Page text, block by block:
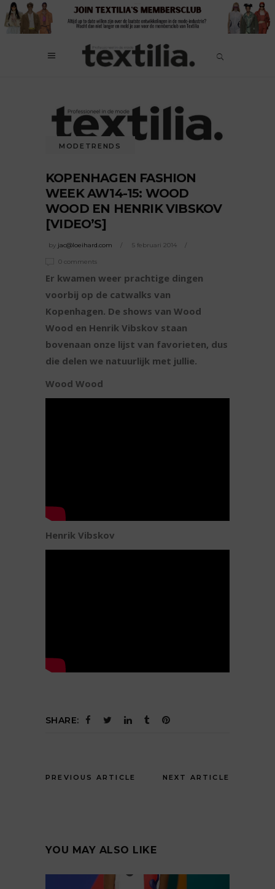
MODETRENDS
KOPENHAGEN FASHION
WEEK AW14-15: WOOD
WOOD EN HENRIK VIBSKOV
[VIDEO’S]
by jac@loeihard.com 5 februari 2014
0 comments
Er kwamen weer prachtige dingen
voorbij op de catwalks van
Kopenhagen. De shows van Wood
Wood en Henrik Vibskov staan
bovenaan onze lijst van favorieten, dus
die delen we natuurlijk met jullie.
Wood Wood
Henrik Vibskov
SHARE:
PREVIOUS ARTICLE NEXT ARTICLE
YOU MAY ALSO LIKE